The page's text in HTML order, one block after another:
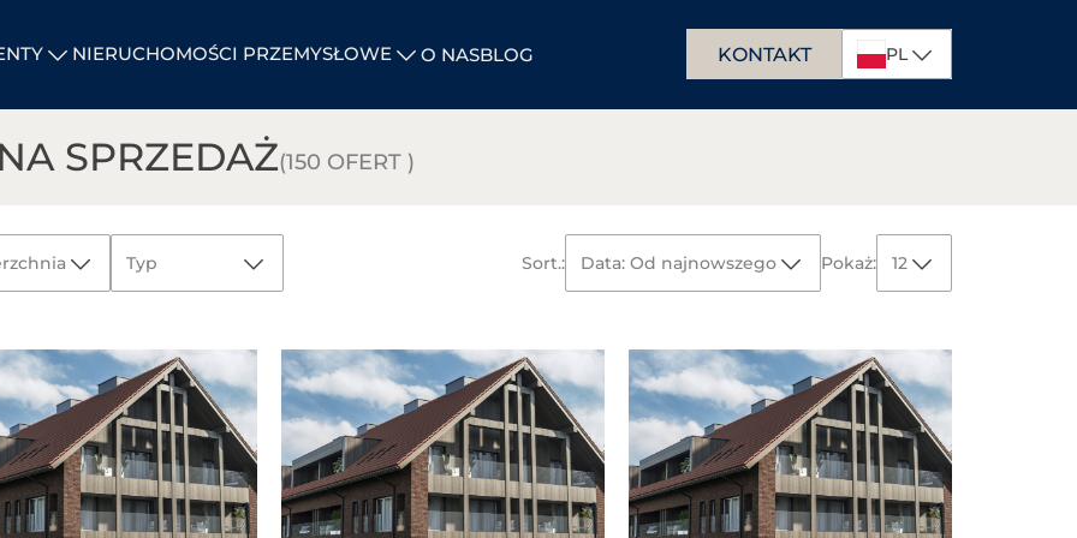
NIERUCHOMOŚCI PRZEMYSŁOWE O NASBLOG KONTAKT PL
SPRZEDAŻ(150 OFERT )
ANULUJ
Typ
Działki
inwestycyjne
Hale
magazynowe
i logistyczne
Hale
Sort.: Data: Od najnowszego
Powierzchnia:
Od największej
Od najmniejszej
Cena:
Od najwyższej
Od najniższej
Pokaż: 12
24
36